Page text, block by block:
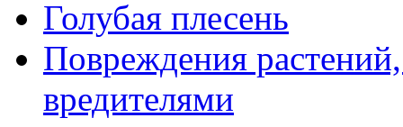
Голубая плесень
Повреждения
вредителями